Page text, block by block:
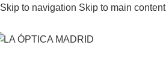
Skip to navigation Skip to main content